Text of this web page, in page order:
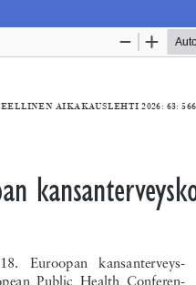
Palvelua ylläpitää